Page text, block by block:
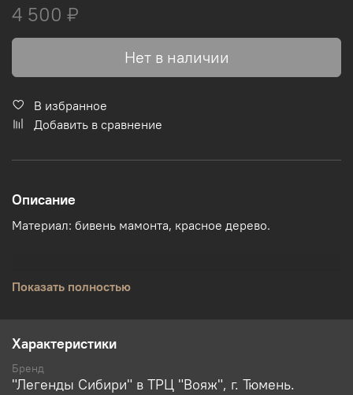
4 500 ₽
Нет в наличии
В избранное
Добавить в сравнение
Описание
Материал: бивень мамонта, красное дерево.
Показать полностью
Характеристики
Бренд
"Легенды Сибири" в ТРЦ "Вояж", г. Тюмень.